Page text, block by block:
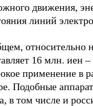
движения,
линий
относительно
16 млн. иен
применение в
Подобные
в том числе и